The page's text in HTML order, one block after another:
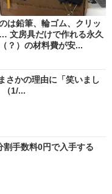
は鉛筆、輪ゴム、クリッ
文房具だけで作れる永久
？）の材料費が安...
かの理由に「笑いまし
（1/...
手数料0円で入手する